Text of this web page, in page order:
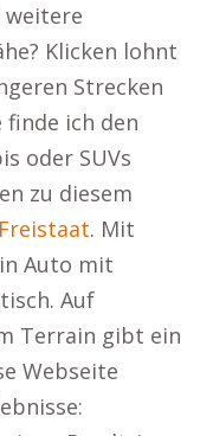
weitere
Klicken lohnt
Strecken
ich den
oder SUVs
zu diesem
. Mit
Auto mit
Auf
Terrain gibt ein
Webseite